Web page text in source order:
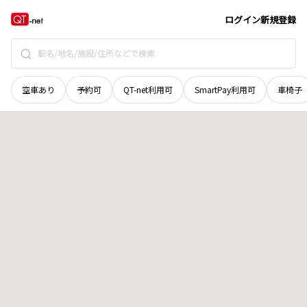
ログイン新規登録
空車あり 予約可 QT-net利用可 SmartPay利用可 車椅子
栃木県